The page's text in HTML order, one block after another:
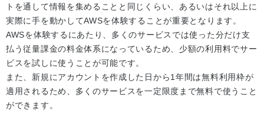
トを通して情報を集めることと同じくらい、あるいはそれ以上に
実際に手を動かしてAWSを体験することが重要となります。
AWSを体験するにあたり、多くのサービスでは使った分だけ支
払う従量課金の料金体系になっているため、少額の利用料でサー
ビスを試しに使うことが可能です。
また、新規にアカウントを作成した日から1年間は無料利用枠が
適用されるため、多くのサービスを一定限度まで無料で使うこと
ができます。